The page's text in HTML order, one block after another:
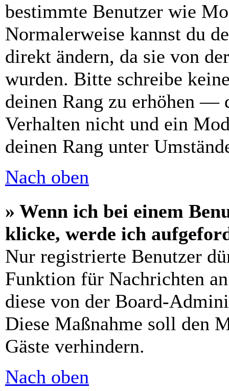
bestimmte Benutzer wie
Normalerweise kannst du
direkt ändern, da sie von
wurden. Bitte schreibe
deinen Rang zu erhöhen —
Verhalten nicht und ein
deinen Rang unter
Nach oben
» Wenn ich bei einem
klicke, werde ich
Nur registrierte Benutzer
Funktion für Nachrichten
diese von der Board-
Diese Maßnahme soll den
Gäste verhindern.
Nach oben